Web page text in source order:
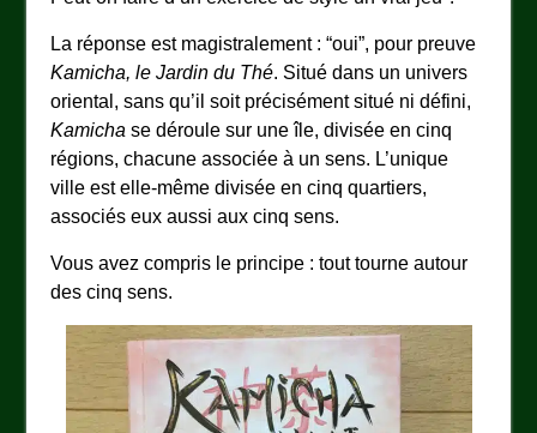
La réponse est magistralement : “oui”, pour preuve
Kamicha, le Jardin du Thé. Situé dans un univers
oriental, sans qu’il soit précisément situé ni défini,
Kamicha se déroule sur une île, divisée en cinq
régions, chacune associée à un sens. L’unique
ville est elle-même divisée en cinq quartiers,
associés eux aussi aux cinq sens.
Vous avez compris le principe : tout tourne autour
des cinq sens.